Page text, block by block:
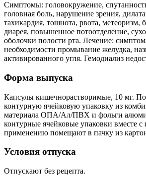
Симптомы: головокружение,
головная боль, нарушение зрения,
тахикардия, тошнота, рвота, метеоризм,
диарея, повышенное потоотделение,
оболочки полости рта. Лечение:
необходимости промывание желудка,
активированного угля. Гемодиализ
Форма выпуска
Капсулы кишечнорастворимые, 10 мг. По
контурную ячейковую упаковку из
материала ОПА/Ал/ПВХ и фольги
контурные ячейковые упаковки вместе
применению помещают в пачку из
Условия отпуска
Отпускают без рецепта.